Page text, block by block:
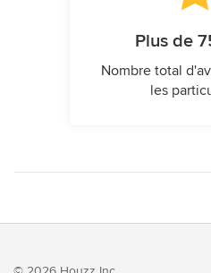
Plus de
Nombre total
les